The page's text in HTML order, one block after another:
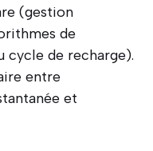
(gestion
de
de recharge).
entre
et